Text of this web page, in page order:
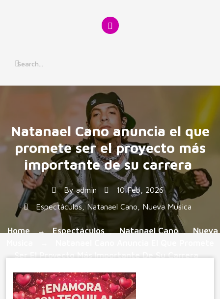
Natanael Cano anuncia el que
promete ser el proyecto más
importante de su carrera
Byadmin
10 Feb, 2026
Espectáculos ,Natanael Cano Nueva Musica
Home → Espectáculos Natanael Cano ,
Nueva
Ser El Proyecto Más Importante De Su Carrera